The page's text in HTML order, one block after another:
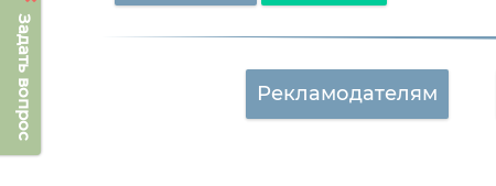
Задать вопрос Рекламодателям